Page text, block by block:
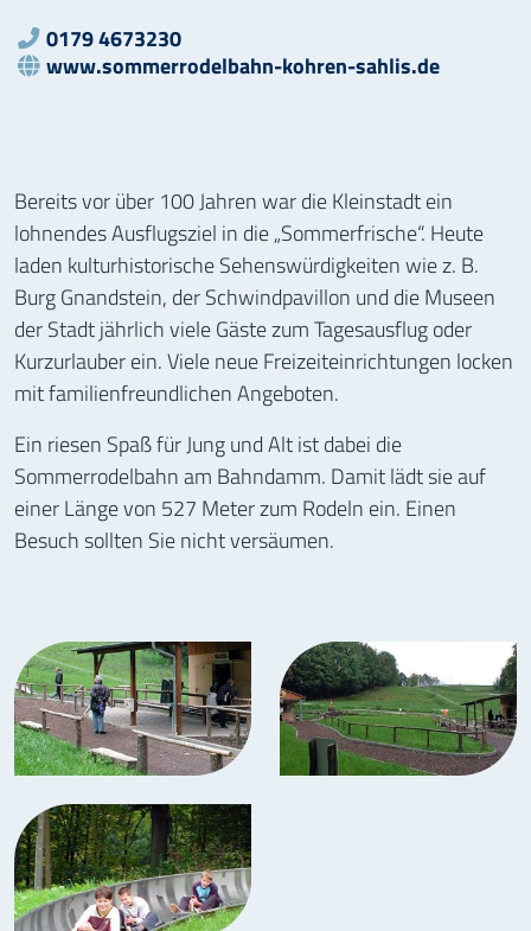
Telefon:
0179 4673230
WWW:www.sommerrodelbahn-kohren-sahlis.de
Bereits vor über 100 Jahren war die Kleinstadt ein
lohnendes Ausflugsziel in die „Sommerfrische“. Heute
laden kulturhistorische Sehenswürdigkeiten wie z. B.
Burg Gnandstein, der Schwindpavillon und die Museen
der Stadt jährlich viele Gäste zum Tagesausflug oder
Kurzurlauber ein. Viele neue Freizeiteinrichtungen locken
mit familienfreundlichen Angeboten.
Ein riesen Spaß für Jung und Alt ist dabei die
Sommerrodelbahn am Bahndamm. Damit lädt sie auf
einer Länge von 527 Meter zum Rodeln ein. Einen
Besuch sollten Sie nicht versäumen.